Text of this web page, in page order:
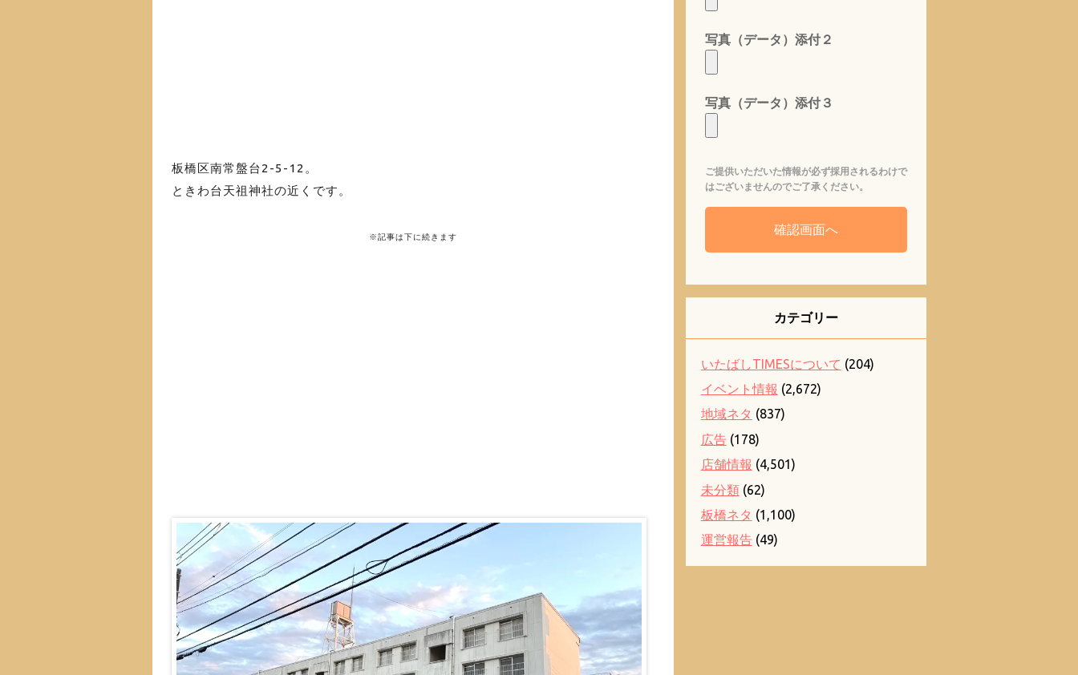
板橋区南常盤台2-5-12 。
ときわ台天祖神社の近くです。
※記事は下に続きます
写真（データ）添付２
写真（データ）添付３
ご提供いただいた情報が必ず採用されるわけで
はございませんのでご了承ください。
カテゴリー
いたばしTIMESについて (204)
イベント情報 (2,672)
地域ネタ (837)
広告(178)
店舗情報 (4,501)
未分類(62)
板橋ネタ (1,100)
運営報告(49)